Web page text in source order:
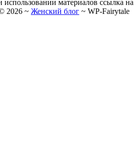
использовании материалов ссылка на
2026 ~ Женский блог ~ WP-Fairytale